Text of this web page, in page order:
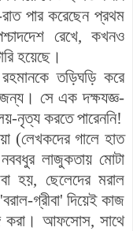
পার করেছেন প্রথম
রেখে, কখনও
হয়েছে।
তড়িঘড়ি করে
জন্য। সে এক দক্ষযজ্ঞ-
নৃত্য করতে পারেননি!
(লেখকদের গালে হাত
লাজুকতায় মোটা
হয়, ছেলেদের মরাল
গ্রীবা' দিয়েই কাজ
করা। আফসোস, সাথে